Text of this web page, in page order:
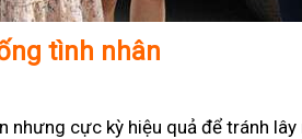
tình nhân
cực kỳ hiệu quả để tránh